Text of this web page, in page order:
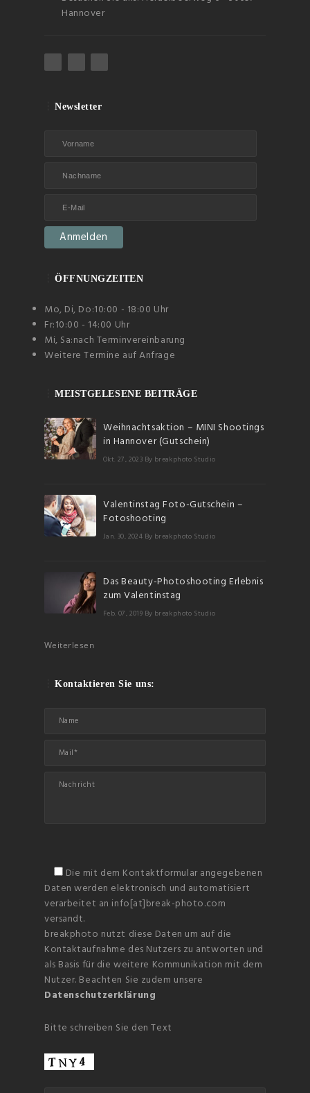
Hannover
Newsletter
ÖFFNUNGZEITEN
Mo, Di, Do:10:00 - 18:00 Uhr
Fr:10:00 - 14:00 Uhr
Mi, Sa:nach Terminvereinbarung
Weitere Termine auf Anfrage
MEISTGELESENE BEITRÄGE
Weihnachtsaktion – MINI Shootings
in Hannover (Gutschein)
Okt. 27, 2023 By breakphoto Studio
Valentinstag Foto-Gutschein –
Fotoshooting
Jan. 30, 2024 By breakphoto Studio
Das Beauty-Photoshooting Erlebnis
zum Valentinstag
Feb. 07, 2019 By breakphoto Studio
Weiterlesen
Kontaktieren Sie uns:
Die mit dem Kontaktformular angegebenen
Daten werden elektronisch und automatisiert
verarbeitet an info[at]break-photo.com
versandt.
breakphoto nutzt diese Daten um auf die
Kontaktaufnahme des Nutzers zu antworten und
als Basis für die weitere Kommunikation mit dem
Nutzer. Beachten Sie zudem unsere
Datenschutzerklärung
Bitte schreiben Sie den Text